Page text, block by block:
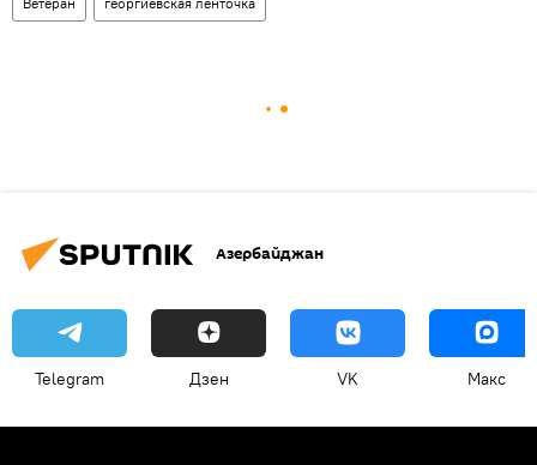
Азербайджан
Telegram Дзен VK Макс